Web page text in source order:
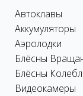
Автоклавы
Аккумуляторы
Аэролодки
Блёсны
Блёсны
Видеокамеры